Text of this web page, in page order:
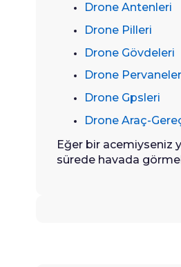
Drone Antenleri
Drone Pilleri
Drone Gövdeleri
Drone
Drone Gpsleri
Drone Araç-
Eğer bir acemiyseniz
sürede havada